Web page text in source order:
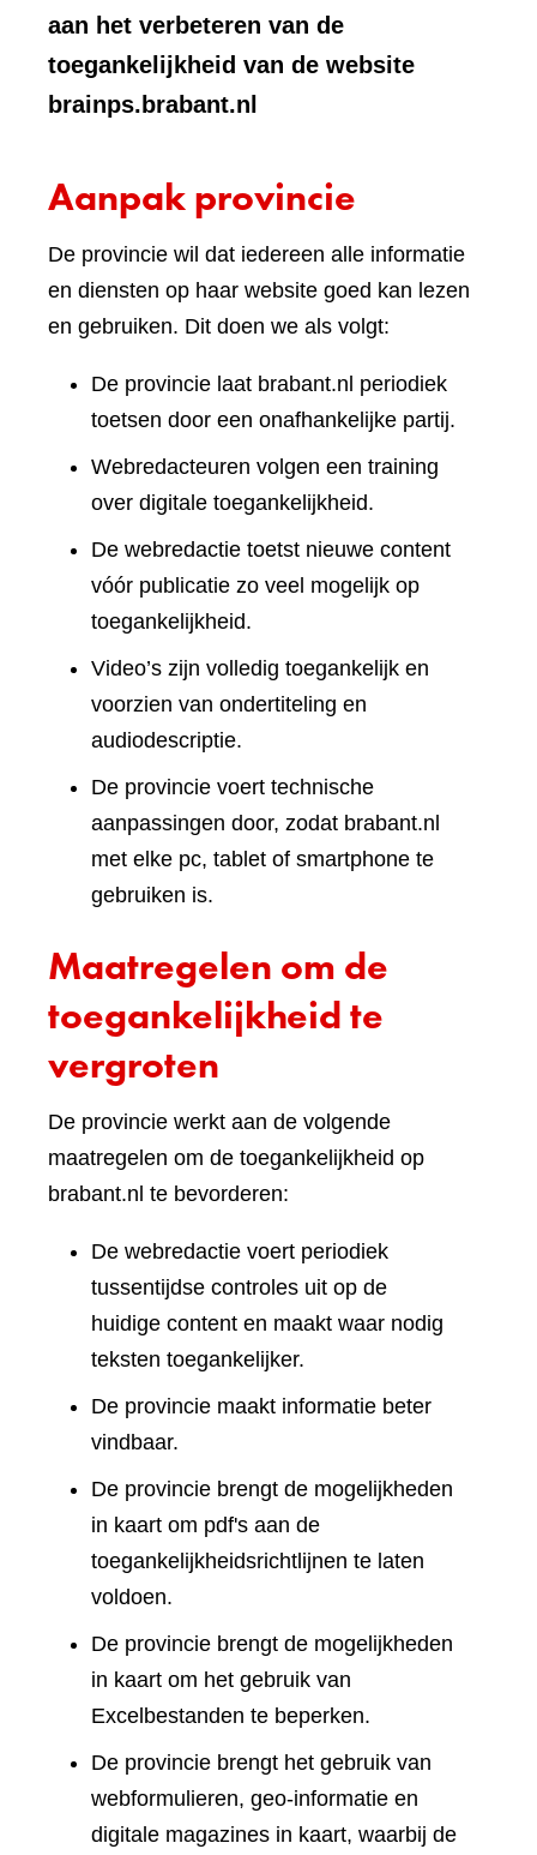
aan het verbeteren van de
toegankelijkheid van de website
brainps.brabant.nl
Aanpak provincie
De provincie wil dat iedereen alle informatie
en diensten op haar website goed kan lezen
en gebruiken. Dit doen we als volgt:
De provincie laat brabant.nl periodiek
toetsen door een onafhankelijke partij.
Webredacteuren volgen een training
over digitale toegankelijkheid.
De webredactie toetst nieuwe content
vóór publicatie zo veel mogelijk op
toegankelijkheid.
Video’s zijn volledig toegankelijk en
voorzien van ondertiteling en
audiodescriptie.
De provincie voert technische
aanpassingen door, zodat brabant.nl
met elke pc, tablet of smartphone te
gebruiken is.
Maatregelen om de
toegankelijkheid te
vergroten
De provincie werkt aan de volgende
maatregelen om de toegankelijkheid op
brabant.nl te bevorderen:
De webredactie voert periodiek
tussentijdse controles uit op de
huidige content en maakt waar nodig
teksten toegankelijker.
De provincie maakt informatie beter
vindbaar.
De provincie brengt de mogelijkheden
in kaart om pdf's aan de
toegankelijkheidsrichtlijnen te laten
voldoen.
De provincie brengt de mogelijkheden
in kaart om het gebruik van
Excelbestanden te beperken.
De provincie brengt het gebruik van
webformulieren, geo-informatie en
digitale magazines in kaart, waarbij de